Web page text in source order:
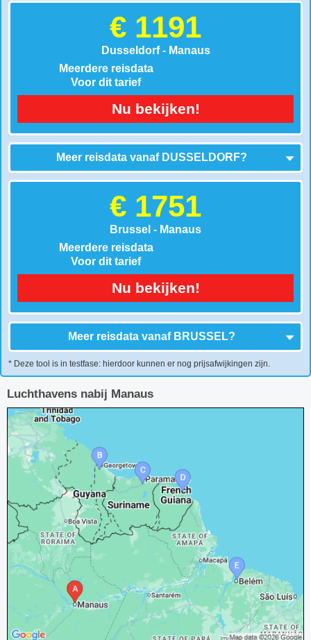
€ 1191
Dusseldorf - Manaus
Meerdere reisdata
Voor dit tarief
Nu bekijken!
Meer reisdata vanaf DUSSELDORF?
€ 1751
Brussel - Manaus
Meerdere reisdata
Voor dit tarief
Nu bekijken!
Meer reisdata vanaf BRUSSEL?
* Deze tool is in testfase: hierdoor kunnen er nog prijsafwijkingen zijn.
Luchthavens nabij Manaus